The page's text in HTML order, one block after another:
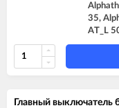
35,
AT_L
Главный выключатель